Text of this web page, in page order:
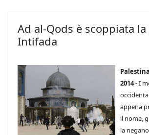
Ad al-Qods è scoppiata la
Intifada
2014 -I
appena
il nome,
la negano